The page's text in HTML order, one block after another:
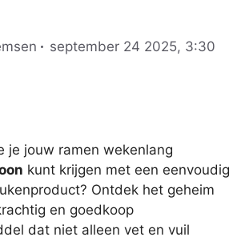
september 24 2025, 3:30
je jouw ramen wekenlang
kunt krijgen met een eenvoudig
Ontdek het geheim
en goedkoop
dat niet alleen vet en vuil